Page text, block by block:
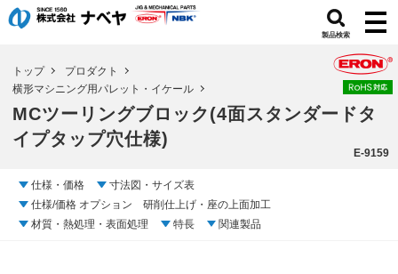
製品検索
トップ
プロダクト
横形マシニング用パレット・イケール
MCツーリングブロック(4面スタンダードタ
イプタップ穴仕様)
E-9159
仕様・価格
寸法図・サイズ表
仕様/価格 オプション 研削仕上げ・座の上面加工
材質・熱処理・表面処理
特長 関連製品